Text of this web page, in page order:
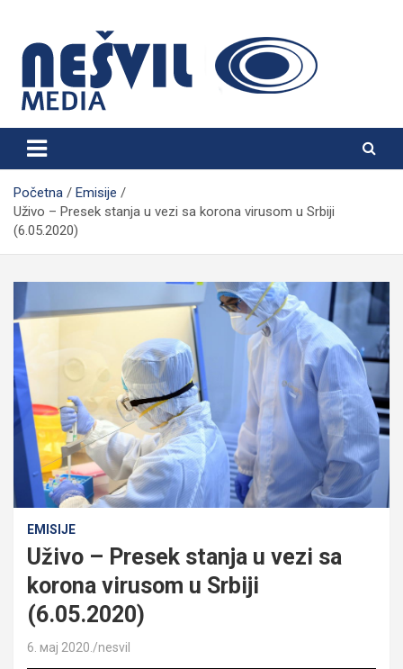
content
Nešvil Media Bogatić
Početna
Emisije
Uživo – Presek stanja u vezi sa korona virusom u Srbiji
(6.05.2020)
EMISIJE
Uživo – Presek stanja u vezi sa
korona virusom u Srbiji
(6.05.2020)
6. мај 2020. nesvil